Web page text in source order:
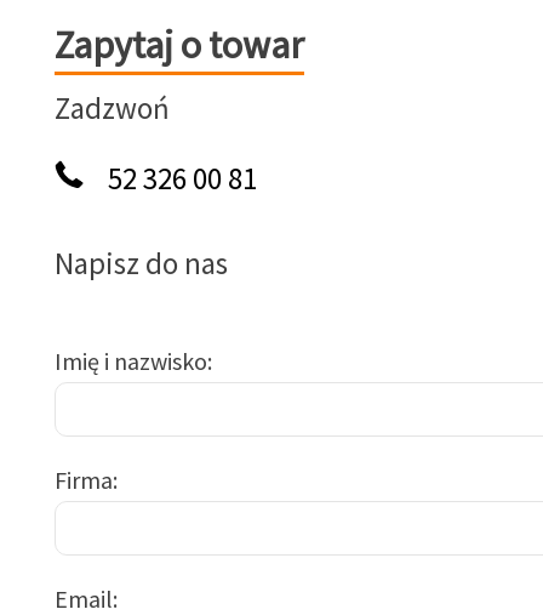
Zapytaj o towar
Zapytaj o towar
Zadzwoń
52 326 00 81
Napisz do nas
Imię i nazwisko
Firma
Email